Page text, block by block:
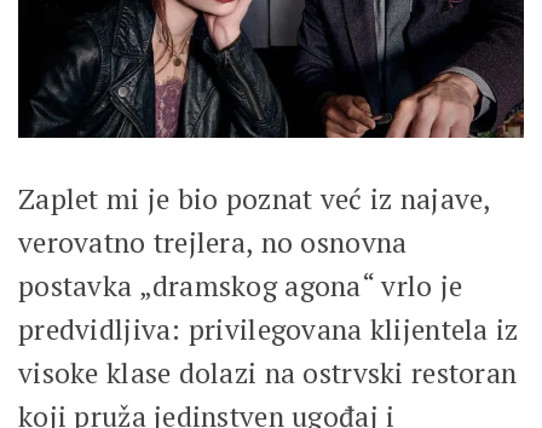
Zaplet mi je bio poznat već iz najave,
verovatno trejlera, no osnovna
postavka „dramskog agona“ vrlo je
predvidljiva: privilegovana klijentela iz
visoke klase dolazi na ostrvski restoran
koji pruža jedinstven ugođaj i